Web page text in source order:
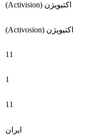
اکتیویژن (Activision)
اکتیویژن (Activosion)
11
1
11
ایران